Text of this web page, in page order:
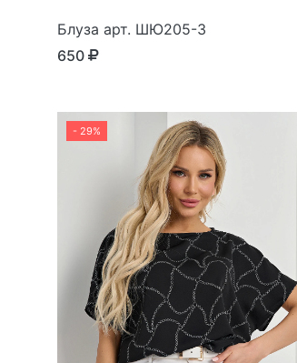
Блуза арт. ШЮ205-3
650
- 29%